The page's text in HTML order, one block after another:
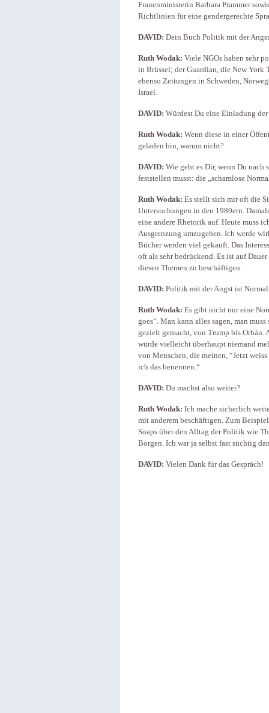
Frauenministerin Barbara Prammer
Richtlinien für eine gendergerechte
DAVID: Dein Buch Politik mit der
Ruth Wodak: Viele NGOs haben sehr
in Brüssel; der Guardian, die New
ebenso Zeitungen in Schweden,
Israel.
DAVID: Würdest Du eine Einladung
Ruth Wodak: Wenn diese in einer
geladen bin, warum nicht?
DAVID: Wie geht es Dir, wenn Du
feststellen musst: die „schamlose
Ruth Wodak: Es stellt sich mir oft die
Untersuchungen in den 1980ern.
eine andere Rhetorik auf. Heute muss
Ausgrenzung umzugehen. Ich werde
Bücher werden viel gekauft. Das
oft als sehr bedrückend. Es ist auf
diesen Themen zu beschäftigen.
DAVID: Politik mit der Angst ist
Ruth Wodak: Es gibt nicht nur eine
goes“. Man kann alles sagen, man
gezielt gemacht, von Trump bis Orbán.
würde vielleicht überhaupt niemand
von Menschen, die meinen, “Jetzt
ich das benennen.“
DAVID: Du machst also weiter?
Ruth Wodak: Ich mache sicherlich
mit anderem beschäftigen. Zum
Soaps über den Alltag der Politik wie
Borgen. Ich war ja selbst fast süchtig
DAVID: Vielen Dank für das Gespräch!